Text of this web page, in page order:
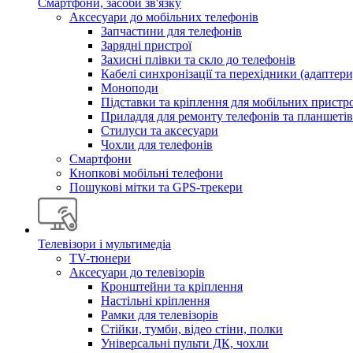
Смартфони, засоби зв'язку
Аксесуари до мобільних телефонів
Запчастини для телефонів
Зарядні пристрої
Захисні плівки та скло до телефонів
Кабелі синхронізації та перехідники
Моноподи
Підставки та кріплення для мобільних
Приладдя для ремонту телефонів та планшетів
Стилуси та аксесуари
Чохли для телефонів
Смартфони
Кнопкові мобільні телефони
Пошукові мітки та GPS-трекери
Телевізори і мультимедіа
TV-тюнери
Аксесуари до телевізорів
Кронштейни та кріплення
Настільні кріплення
Рамки для телевізорів
Стійки, тумби, відео стіни, полки
Універсальні пульти ДК, чохли